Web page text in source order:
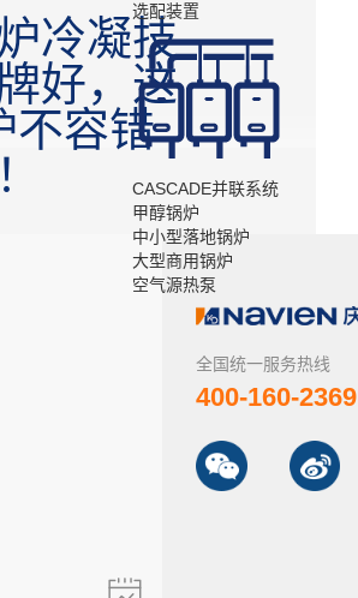
选配装置
CASCADE并联系统
甲醇锅炉
中小型落地锅炉
大型商用锅炉
空气源热泵
冷凝技
好，这
不容错
全国统一服务热线
400-160-2369